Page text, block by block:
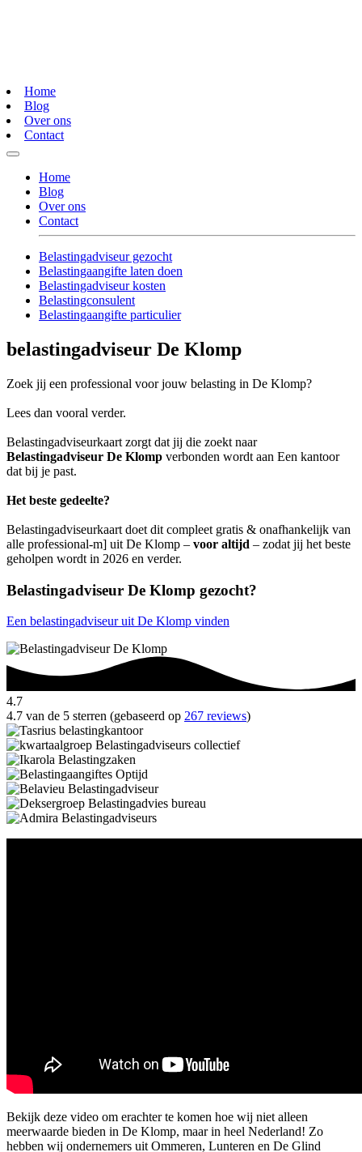
Home
Blog
Over ons
Contact
Home
Blog
Over ons
Contact
Belastingadviseur gezocht
Belastingaangifte laten doen
Belastingadviseur kosten
Belastingconsulent
Belastingaangifte particulier
belastingadviseur De Klomp
Zoek jij een professional voor jouw belasting in De Klomp?
Lees dan vooral verder.
Belastingadviseurkaart zorgt dat jij die zoekt naar
Belastingadviseur De Klomp verbonden wordt aan Een kantoor
dat bij je past.
Het beste gedeelte?
Belastingadviseurkaart doet dit compleet gratis & onafhankelijk van
alle professional-m] uit De Klomp – voor altijd – zodat jij het beste
geholpen wordt in 2026 en verder.
Belastingadviseur De Klomp gezocht?
Een belastingadviseur uit De Klomp vinden
4.7
4.7 van de 5 sterren (gebaseerd op 267 reviews)
Bekijk deze video om erachter te komen hoe wij niet alleen
meerwaarde bieden in De Klomp, maar in heel Nederland! Zo
hebben wij ondernemers uit Ommeren, Lunteren en De Glind